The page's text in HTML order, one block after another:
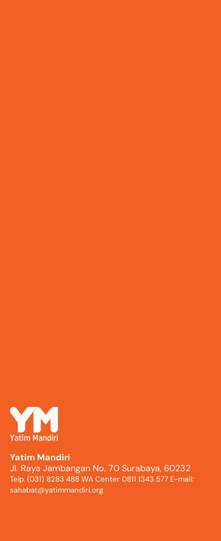
Yatim Mandiri
Jl. Raya Jambangan No. 70 Surabaya, 60232
Telp. (031) 8283 488 WA Center 0811 1343 577 E-mail:
sahabat@yatimmandiri.org